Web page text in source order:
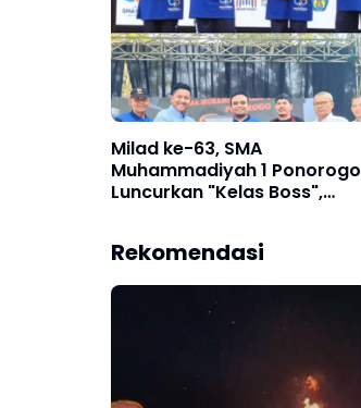
Milad ke-63, SMA
Muhammadiyah 1 Ponorogo
Luncurkan "Kelas Boss",
Rekomendasi